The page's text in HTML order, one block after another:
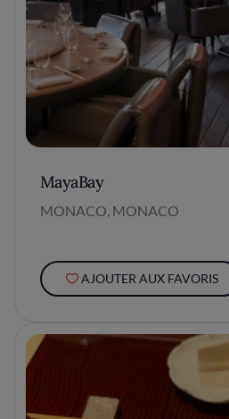
MayaBay
MONACO, MONACO
AJOUTER AUX FAVORIS